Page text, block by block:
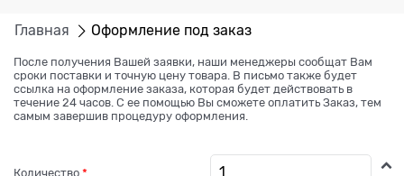
Главная Оформление под заказ
После получения Вашей заявки, наши менеджеры сообщат Вам
сроки поставки и точную цену товара. В письмо также будет
ссылка на оформление заказа, которая будет действовать в
течение 24 часов. С ее помощью Вы сможете оплатить Заказ, тем
самым завершив процедуру оформления.
Количество